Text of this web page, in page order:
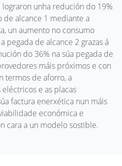
unha redución do 19%
de alcance 1 mediante a
un aumento no consumo
pegada de alcance 2 grazas á
do 36% na súa pegada de
máis próximos e con
termos de aforro, a
e as placas
factura enerxética nun máis
económica e
cara a un modelo sostible.